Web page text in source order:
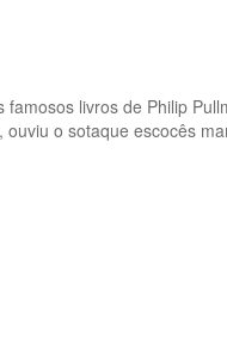
livros de Philip
o sotaque escocês